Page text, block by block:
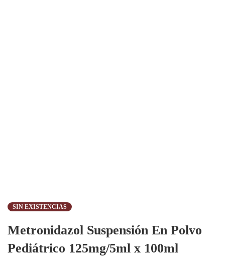
SIN EXISTENCIAS
Metronidazol Suspensión En Polvo
Pediátrico 125mg/5ml x 100ml